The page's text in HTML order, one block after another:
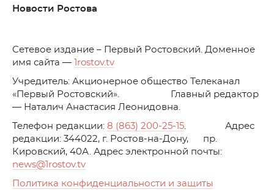
Новости Ростова
Cетевое издание – Первый Ростовский. Доменное
имя сайта —
1rostov.tv
Учредитель: Акционерное общество Телеканал
«Первый Ростовский». Главный редактор
— Наталич Анастасия Леонидовна.
Телефон редакции: 8 (863) 200-25-15. Адрес
редакции: 344022, г. Ростов-на-Дону, пр.
Кировский, 40А. Адрес электронной почты:
news@1rostov.tv
Политика конфиденциальности и защиты